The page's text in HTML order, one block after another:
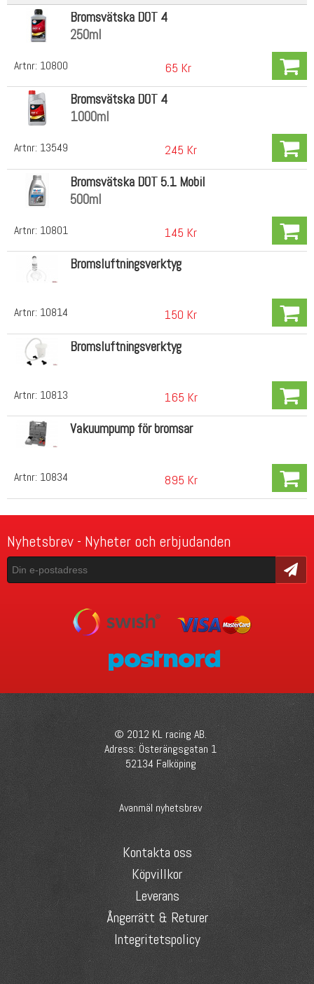
Artnr: 10800
Bromsvätska DOT 4
250ml
65 Kr
Artnr: 13549
Bromsvätska DOT 4
1000ml
245 Kr
Artnr: 10801
Bromsvätska DOT 5.1 Mobil
500ml
145 Kr
Artnr: 10814
Bromsluftningsverktyg
150 Kr
Artnr: 10813
Bromsluftningsverktyg
165 Kr
Artnr: 10834
Vakuumpump för bromsar
895 Kr
Nyhetsbrev - Nyheter och erbjudanden
Skicka
© 2012 KL racing AB.
Adress: Österängsgatan 1
52134 Falköping
Avanmäl nyhetsbrev
Kontakta oss
Köpvillkor
Leverans
Ångerrätt & Returer
Integritetspolicy